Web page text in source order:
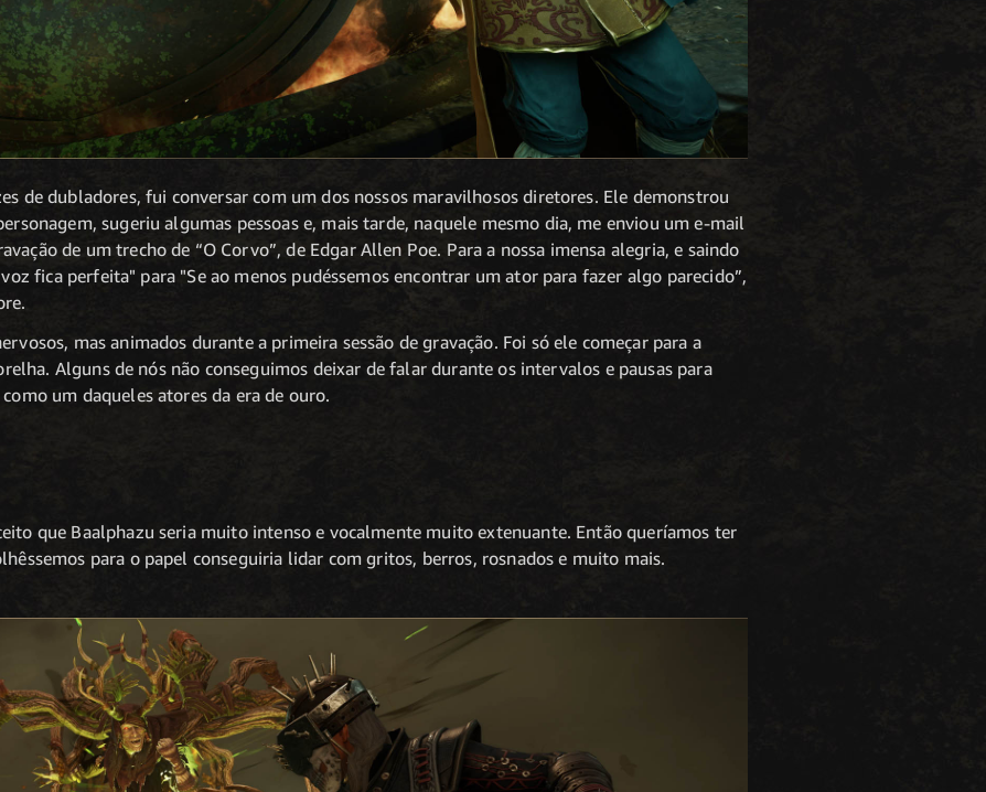
de dubladores, fui conversar com um dos nossos maravilhosos diretores. Ele demonstrou
sugeriu algumas pessoas e, mais tarde, naquele mesmo dia, me enviou um e-mail
de um trecho de “O Corvo”, de Edgar Allen Poe. Para a nossa imensa alegria, e saindo
fica perfeita" para "Se ao menos pudéssemos encontrar um ator para fazer algo parecido”,
mas animados durante a primeira sessão de gravação. Foi só ele começar para a
Alguns de nós não conseguimos deixar de falar durante os intervalos e pausas para
um daqueles atores da era de ouro.
que Baalphazu seria muito intenso e vocalmente muito extenuante. Então queríamos ter
para o papel conseguiria lidar com gritos, berros, rosnados e muito mais.